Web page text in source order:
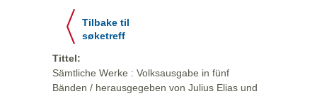
Tilbake til
søketreff
Tittel:
Sämtliche Werke : Volksausgabe in fünf
Bänden / herausgegeben von Julius Elias und